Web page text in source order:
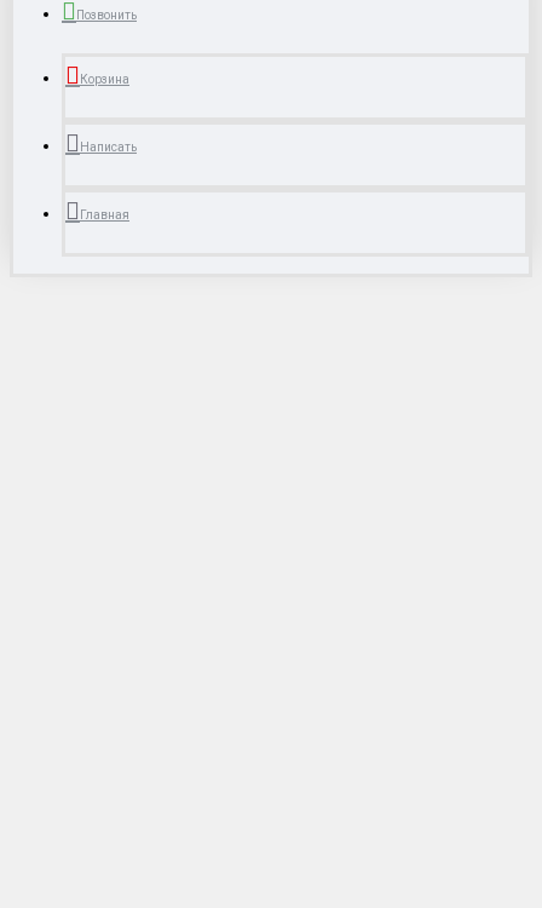
Позвонить
Корзина
Написать
Главная